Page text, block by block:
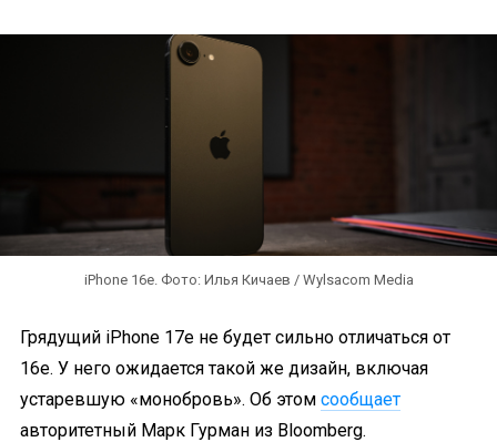
iPhone 16e. Фото: Илья Кичаев / Wylsacom Media
Грядущий iPhone 17e не будет сильно отличаться от
16e. У него ожидается такой же дизайн, включая
устаревшую «монобровь». Об этом сообщает
авторитетный Марк Гурман из Bloomberg.